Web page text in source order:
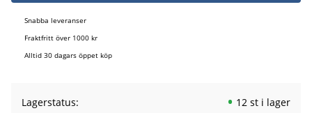
Snabba leveranser
Fraktfritt över 1000 kr
Alltid 30 dagars öppet köp
Lagerstatus
12 st i lager